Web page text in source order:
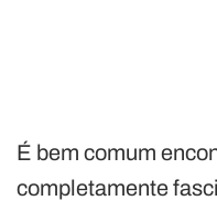
É bem comum
completamente